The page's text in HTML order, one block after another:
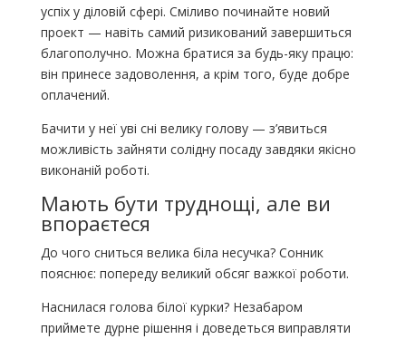
успіх у діловій сфері. Сміливо починайте новий
проект — навіть самий ризикований завершиться
благополучно. Можна братися за будь-яку працю:
він принесе задоволення, а крім того, буде добре
оплачений.
Бачити у неї уві сні велику голову — з’явиться
можливість зайняти солідну посаду завдяки якісно
виконаній роботі.
Мають бути труднощі, але ви
впораєтеся
До чого сниться велика біла несучка? Сонник
пояснює: попереду великий обсяг важкої роботи.
Наснилася голова білої курки? Незабаром
приймете дурне рішення і доведеться виправляти